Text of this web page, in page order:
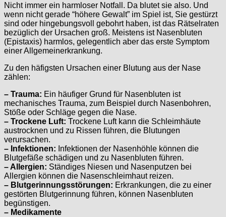
Nicht immer ein harmloser Notfall. Da blutet sie also. Und
wenn nicht gerade “höhere Gewalt” im Spiel ist, Sie gestürzt
sind oder hingebungsvoll gebohrt haben, ist das Rätselraten
bezüglich der Ursachen groß. Meistens ist Nasenbluten
(Epistaxis) harmlos, gelegentlich aber das erste Symptom
einer Allgemeinerkrankung.
Zu den häfigsten Ursachen einer Blutung aus der Nase
zählen:
– Trauma: Ein häufiger Grund für Nasenbluten ist
mechanisches Trauma, zum Beispiel durch Nasenbohren,
Stöße oder Schläge gegen die Nase.
– Trockene Luft: Trockene Luft kann die Schleimhäute
austrocknen und zu Rissen führen, die Blutungen
verursachen.
– Infektionen: Infektionen der Nasenhöhle können die
Blutgefäße schädigen und zu Nasenbluten führen.
– Allergien: Ständiges Niesen und Nasenputzen bei
Allergien können die Nasenschleimhaut reizen.
– Blutgerinnungsstörungen: Erkrankungen, die zu einer
gestörten Blutgerinnung führen, können Nasenbluten
begünstigen.
– Medikamente